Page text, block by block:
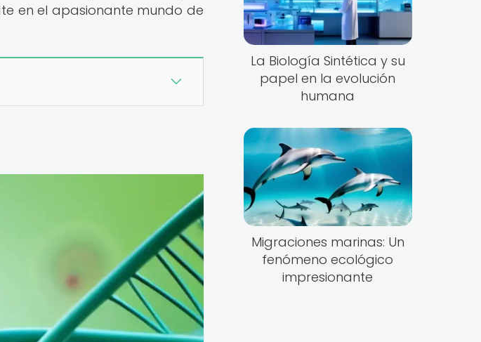
en el apasionante mundo de
La Biología Sintética y su
papel en la evolución
humana
Migraciones marinas: Un
fenómeno ecológico
impresionante